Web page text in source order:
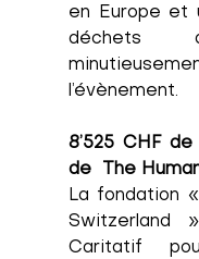
en Europe et
déchets
l’évènement.
8’525 CHF
de  The
La fondation
Switzerland
Caritatif